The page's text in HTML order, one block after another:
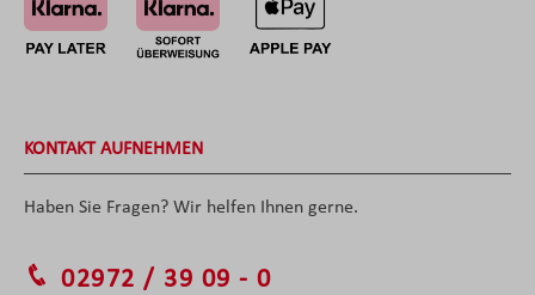
KONTAKT AUFNEHMEN
Haben Sie Fragen? Wir helfen Ihnen gerne.
02972 / 39 09 - 0